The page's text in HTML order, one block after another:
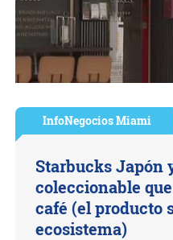
InfoNegocios Miami
Starbucks Japón
coleccionable
café (el producto
ecosistema)